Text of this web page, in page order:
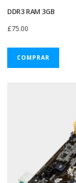
DDR3 RAM 3GB
£75.00
COMPRAR